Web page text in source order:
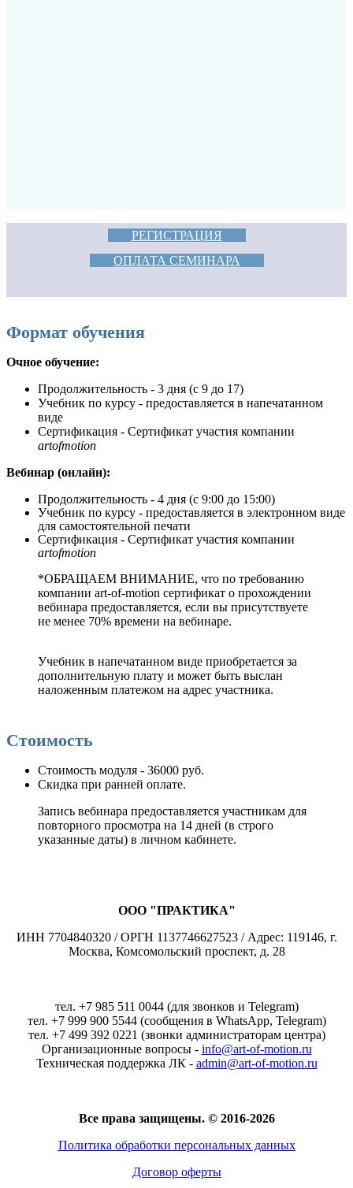
РЕГИСТРАЦИЯ
ОПЛАТА СЕМИНАРА
Формат обучения
Очное обучение:
Продолжительность - 3 дня (с 9 до 17)
Учебник по курсу - предоставляется в напечатанном
виде
Сертификация - Сертификат участия компании
artofmotion
Вебинар (онлайн):
Продолжительность - 4 дня (с 9:00 до 15:00)
Учебник по курсу - предоставляется в электронном виде
для самостоятельной печати
Сертификация - Сертификат участия компании
artofmotion
*ОБРАЩАЕМ ВНИМАНИЕ, что по требованию
компании art-of-motion сертификат о прохождении
вебинара предоставляется, если вы присутствуете
не менее 70% времени на вебинаре.
Учебник в напечатанном виде приобретается за
дополнительную плату и может быть выслан
наложенным платежом на адрес участника.
Стоимость
Стоимость модуля - 36000 руб.
Скидка при ранней оплате.
Запись вебинара предоставляется участникам для
повторного просмотра на 14 дней (в строго
указанные даты) в личном кабинете.
ООО "ПРАКТИКА"
ИНН 7704840320 / ОРГН 1137746627523 / Адрес: 119146, г.
Москва, Комсомольский проспект, д. 28
тел. +7 985 511 0044 (для звонков и Telegram)
тел. +7 999 900 5544 (сообщения в WhatsApp, Telegram)
тел. +7 499 392 0221 (звонки администраторам центра)
Организационные вопросы - info@art-of-motion.ru
Техническая поддержка ЛК - admin@art-of-motion.ru
Все права защищены. © 2016-2026
Политика обработки персональных данных
Договор оферты